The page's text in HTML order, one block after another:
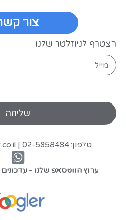
צור
הצטרף לניוזלטר שלנו
טלפון: 02-5858484 |
ערוץ הווטסאפ שלנו - עדכונים